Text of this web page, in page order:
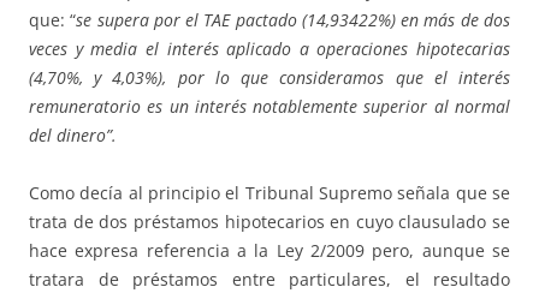
que: “se supera por el TAE pactado (14,93422%) en más de dos
veces y media el interés aplicado a operaciones hipotecarias
(4,70%, y 4,03%), por lo que consideramos que el interés
remuneratorio es un interés notablemente superior al normal
del dinero”.
Como decía al principio el Tribunal Supremo señala que se
trata de dos préstamos hipotecarios en cuyo clausulado se
hace expresa referencia a la Ley 2/2009 pero, aunque se
tratara de préstamos entre particulares, el resultado